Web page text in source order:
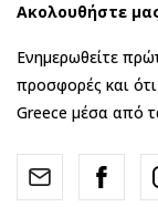
Ακολουθήστε
Ενημερωθείτε
προσφορές και
Greece μέσα από